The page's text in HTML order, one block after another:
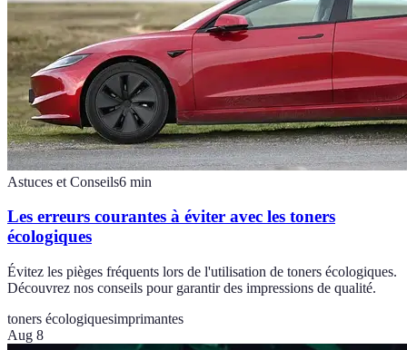
Astuces et Conseils6 min
Les erreurs courantes à éviter avec les toners
écologiques
Évitez les pièges fréquents lors de l'utilisation de toners écologiques.
Découvrez nos conseils pour garantir des impressions de qualité.
toners écologiquesimprimantes
Aug 8